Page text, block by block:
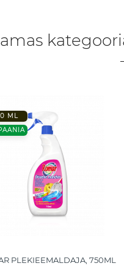
ML
PLEKIEEMALDAJA, 750ML